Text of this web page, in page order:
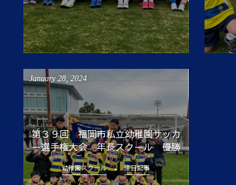
January 28 ,2024
第３９回 福岡市私立幼稚園サッカ
ー選手権大会 年長スクール 優勝
幼稚園スクール 注目記事